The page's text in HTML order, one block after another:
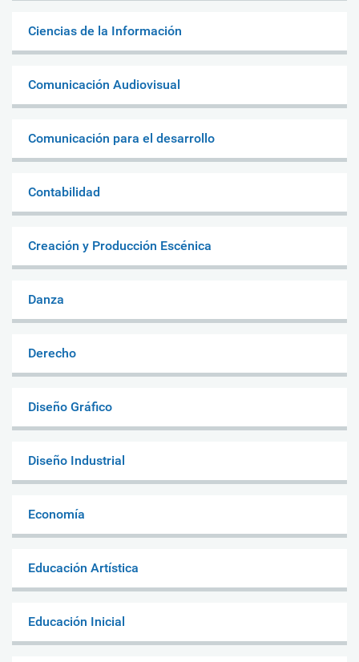
Ciencias de la Información
Comunicación Audiovisual
Comunicación para el desarrollo
Contabilidad
Creación y Producción Escénica
Danza
Derecho
Diseño Gráfico
Diseño Industrial
Economía
Educación Artística
Educación Inicial